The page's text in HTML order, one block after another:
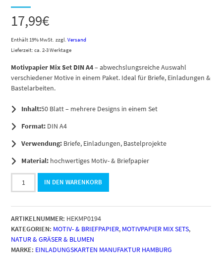
17,99€
Enthält 19% MwSt. zzgl.Versand
Lieferzeit: ca. 2-3 Werktage
Motivpapier Mix Set DIN A4– abwechslungsreiche Auswahl
verschiedener Motive in einem Paket. Ideal für Briefe, Einladungen &
Bastelarbeiten.
Inhalt:50 Blatt – mehrere Designs in einem Set
Format: DIN A4
Verwendung: Briefe, Einladungen, Bastelprojekte
Material: hochwertiges Motiv- & Briefpapier
50
Blatt
DIN
A4,
Motiv
Blumen
Mix
IN DEN WARENKORB
ARTIKELNUMMER: HEKMP0194
KATEGORIEN: MOTIV- & BRIEFPAPIER, MOTIVPAPIER MIX SETS,
NATUR & GRÄSER & BLUMEN
MARKE: EINLADUNGSKARTEN MANUFAKTUR HAMBURG